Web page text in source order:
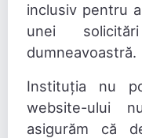
inclusiv pentru
unei
dumneavoastră.
Instituția nu
website-ului
asigurăm că